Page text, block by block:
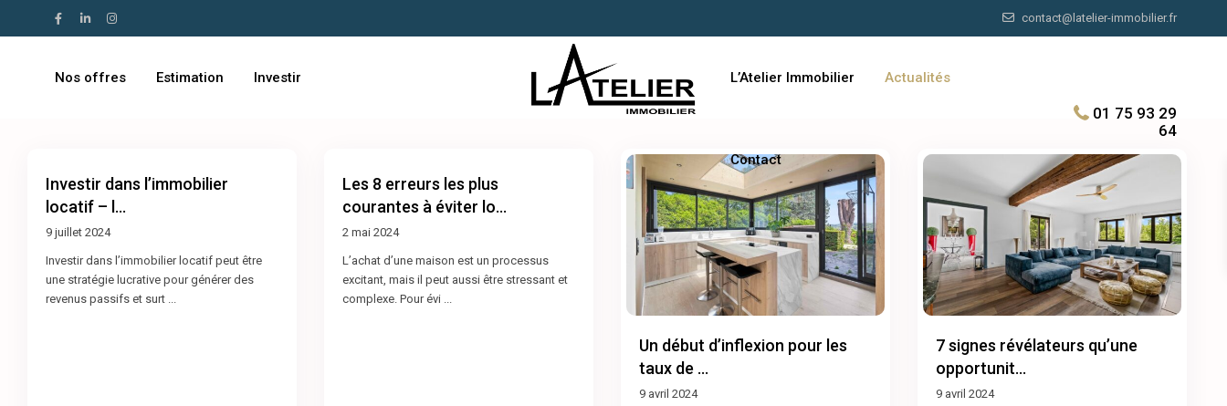
contact@latelier-immobilier.fr
Nos offres Estimation Investir L’Atelier Immobilier Actualités
Contact
01 75 93 29
64
Investir dans l’immobilier
locatif – l...
9 juillet 2024
Investir dans l’immobilier locatif peut être
une stratégie lucrative pour générer des
revenus passifs et surt ...
Les 8 erreurs les plus
courantes à éviter lo...
2 mai 2024
L’achat d’une maison est un processus
excitant, mais il peut aussi être stressant et
complexe. Pour évi ...
Un début d’inflexion pour les
taux de ...
9 avril 2024
7 signes révélateurs qu’une
opportunit...
9 avril 2024